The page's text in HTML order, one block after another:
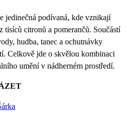
jedinečná podívaná, kde vznikají
tisíců citronů a pomerančů. Součástí
hudba, tanec a ochutnávky
Celkově jde o skvělou kombinaci
umění v nádherném prostředí.